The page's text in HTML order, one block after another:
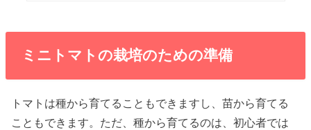
ミニトマトの栽培のための準備
トマトは種から育てることもできますし、苗から育てる
こともできます。ただ、種から育てるのは、初心者では